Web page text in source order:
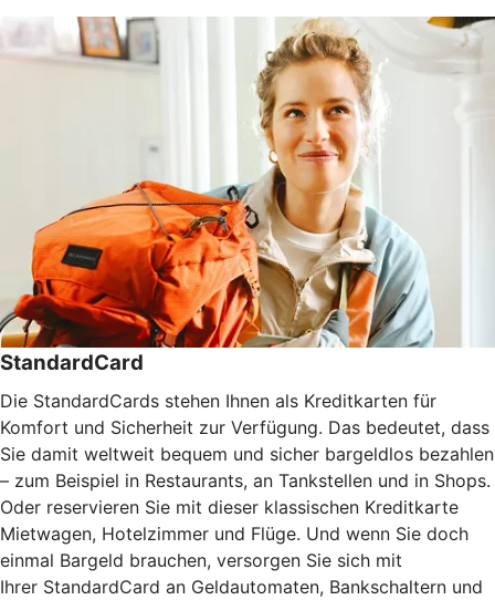
StandardCard
Die StandardCards stehen Ihnen als Kreditkarten für
Komfort und Sicherheit zur Verfügung. Das bedeutet, dass
Sie damit weltweit bequem und sicher bargeldlos bezahlen
– zum Beispiel in Restaurants, an Tankstellen und in Shops.
Oder reservieren Sie mit dieser klassischen Kreditkarte
Mietwagen, Hotelzimmer und Flüge. Und wenn Sie doch
einmal Bargeld brauchen, versorgen Sie sich mit
Ihrer StandardCard an Geldautomaten, Bankschaltern und